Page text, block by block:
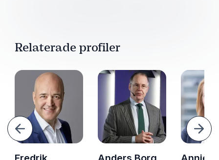
Relaterade profiler